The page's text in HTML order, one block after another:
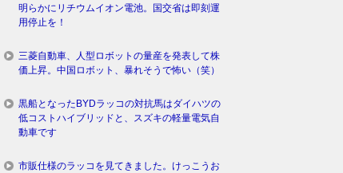
明らかにリチウムイオン電池。国交省は即刻運
用停止を！
三菱自動車、人型ロボットの量産を発表して株
価上昇。中国ロボット、暴れそうで怖い（笑）
黒船となったBYDラッコの対抗馬はダイハツの
低コストハイブリッドと、スズキの軽量電気自
動車です
市販仕様のラッコを見てきました。けっこうお